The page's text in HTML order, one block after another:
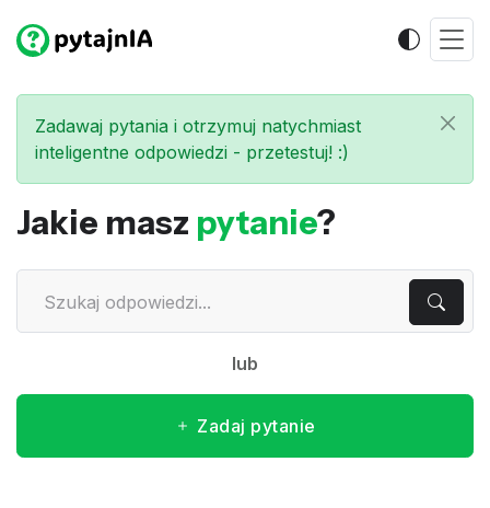
Zadawaj pytania i otrzymuj natychmiast
inteligentne odpowiedzi - przetestuj! :)
Jakie masz pytanie?
lub
Zadaj pytanie